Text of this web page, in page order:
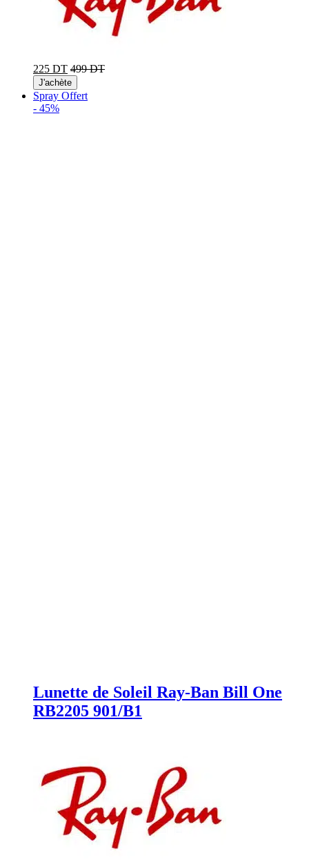
225 DT 499 DT
J'achète
Spray Offert
- 45%
Lunette de Soleil Ray-Ban Bill One
RB2205 901/B1